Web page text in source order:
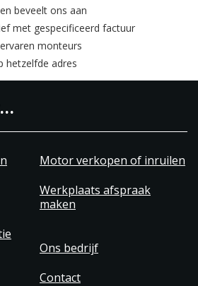
beveelt ons aan
met gespecificeerd factuur
monteurs
hetzelfde adres
Motor verkopen of inruilen
Werkplaats afspraak
maken
Ons bedrijf
Contact